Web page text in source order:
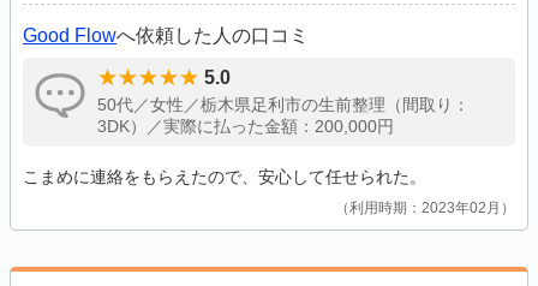
Good Flowへ依頼した人の口コミ
5.0
50代／女性／栃木県足利市の生前整理（間取り：
3DK）／実際に払った金額：200,000円
こまめに連絡をもらえたので、安心して任せられた。
利用時期：2023年02月